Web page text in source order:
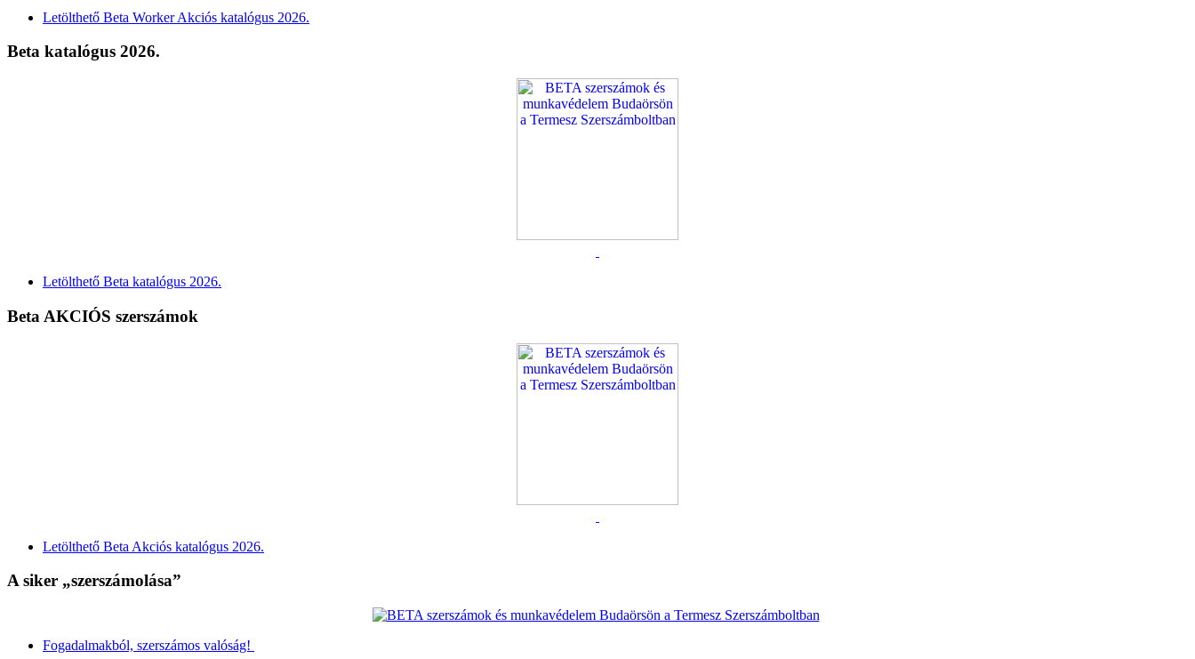
Letölthető Beta Worker Akciós katalógus 2026.
Beta katalógus 2026.
Letölthető Beta katalógus 2026.
Beta AKCIÓS szerszámok
Letölthető Beta Akciós katalógus 2026.
A siker „szerszámolása”
Fogadalmakból, szerszámos valóság!